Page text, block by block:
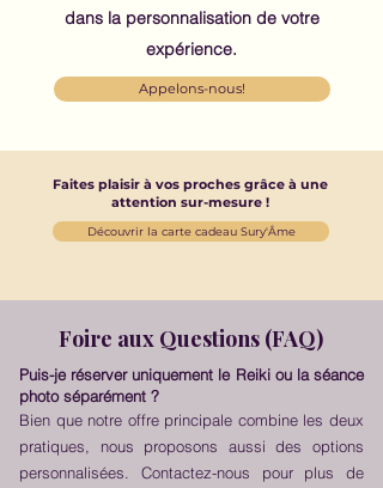
dans la personnalisation de votre
expérience.
Appelons-nous!
Faites plaisir à vos proches grâce à une
attention sur-mesure !
Découvrir la carte cadeau Sury'Âme
Foire aux Questions (FAQ)
Puis-je réserver uniquement le Reiki ou la séance
photo séparément ?
Bien que notre offre principale combine les deux
pratiques, nous proposons aussi des options
personnalisées. Contactez-nous pour plus de